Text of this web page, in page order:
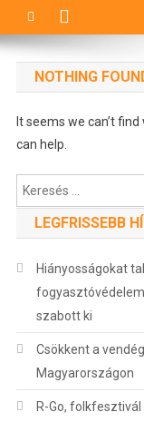
NOTHING
It seems we can’t
can help.
Keresés:
LEGFRISSEBB
Hiányosságokat
szabott ki
Csökkent a
Magyarországon
R-Go,